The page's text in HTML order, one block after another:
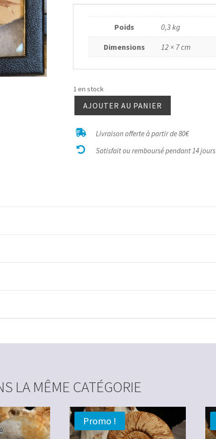
Poids 0,3 kg
Dimensions 12 × 7 cm
1 en stock
quantité
Knightia
double
AJOUTER AU PANIER
 Livraison offerte à partir de 80€
 Satisfait ou remboursé pendant 14 jours
LA MÊME CATÉGORIE
Promo !